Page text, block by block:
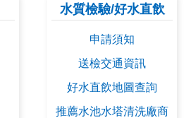
水質檢驗/好水直飲
申請須知
送檢交通資訊
好水直飲地圖查詢
推薦水池水塔清洗廠商